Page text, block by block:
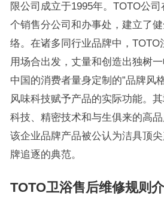
限公司成立于1995年。TOTO公
个销售分公司和办事处，建立了
络。在诸多同行业品牌中，TOTO
用场合出发，丈量和创造出独树
中国的消费者量身定制的”品牌风
风味科技赋予产品的实际功能。
科技、精密技术和与生俱来的高品
该企业品牌产品被公认为洁具顶
牌追逐的典范。
TOTO卫浴售后维修规则